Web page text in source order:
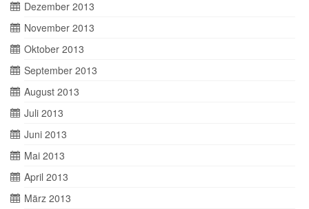
Dezember 2013
November 2013
Oktober 2013
September 2013
August 2013
Juli 2013
Juni 2013
Mai 2013
April 2013
März 2013